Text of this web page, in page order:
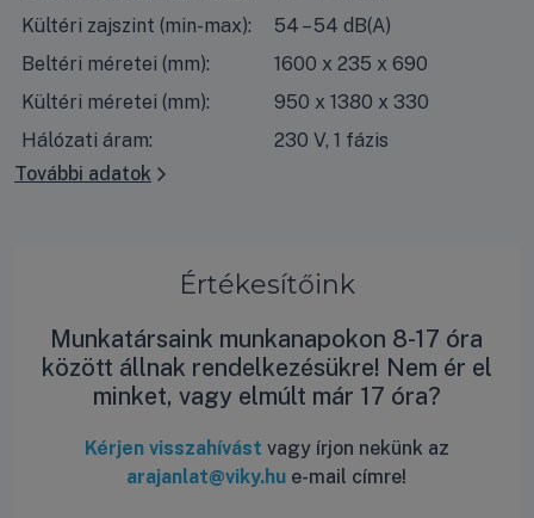
Kültéri zajszint (min-max):
54 – 54 dB(A)
Beltéri méretei (mm):
1600 x 235 x 690
Kültéri méretei (mm):
950 x 1380 x 330
Hálózati áram:
230 V, 1 fázis
További adatok
Értékesítőink
Munkatársaink munkanapokon 8-17 óra
között állnak rendelkezésükre! Nem ér el
minket, vagy elmúlt már 17 óra?
Kérjen visszahívást vagy írjon nekünk az
arajanlat@viky.hu e-mail címre!